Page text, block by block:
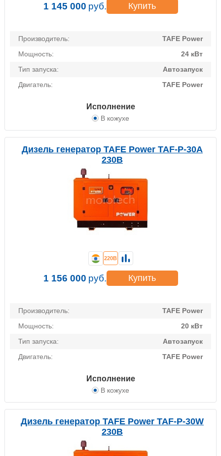
Производитель:
TAFE Power
Мощность:
24 кВт
Тип запуска:
Автозапуск
Двигатель:
TAFE Power
Исполнение
В кожухе
1 145 000 руб. Купить
Дизель генератор TAFE Power TAF-P-30A
230В
Производитель:
TAFE Power
Мощность:
20 кВт
Тип запуска:
Автозапуск
Двигатель:
TAFE Power
Исполнение
В кожухе
220В
1 156 000 руб. Купить
Дизель генератор TAFE Power TAF-P-30W
230В